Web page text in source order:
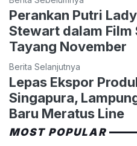
Perankan Putri
Stewart dalam Film
Tayang November
Berita Selanjutnya
Lepas Ekspor
Singapura,
Baru Meratus Line
MOST POPULAR